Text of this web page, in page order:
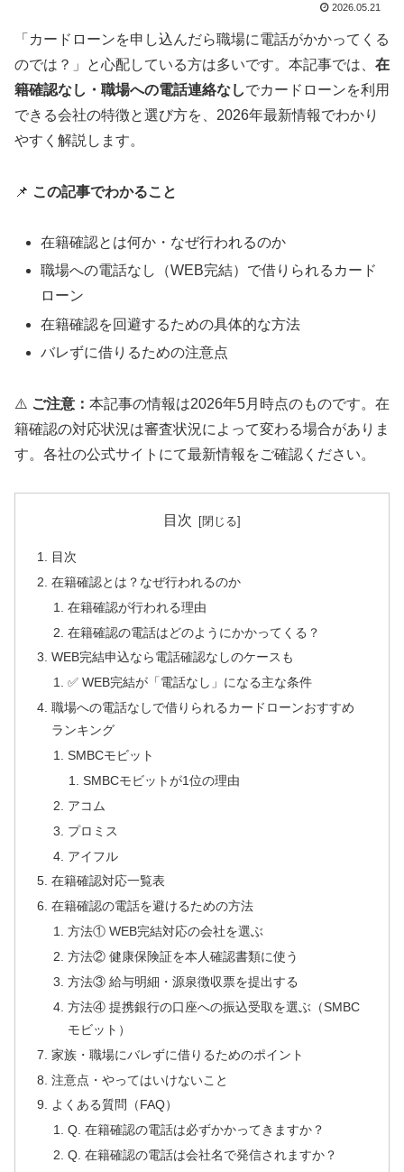
2026.05.21
「カードローンを申し込んだら職場に電話がかかってくる
のでは？」と心配している方は多いです。本記事では、 在
籍確認なし・職場への電話連絡なしでカードローンを利用
できる会社の特徴と選び方を、2026年最新情報でわかり
やすく解説します。
📌 この記事でわかること
在籍確認とは何か・なぜ行われるのか
職場への電話なし（WEB完結）で借りられるカード
ローン
在籍確認を回避するための具体的な方法
バレずに借りるための注意点
⚠️ ご注意： 本記事の情報は2026年5月時点のものです。在
籍確認の対応状況は審査状況によって変わる場合がありま
す。各社の公式サイトにて最新情報をご確認ください。
目次
目次
在籍確認とは？なぜ行われるのか
在籍確認が行われる理由
在籍確認の電話はどのようにかかってくる？
WEB完結申込なら電話確認なしのケースも
✅ WEB完結が「電話なし」になる主な条件
職場への電話なしで借りられるカードローンおすすめ
ランキング
SMBCモビット
SMBCモビットが1位の理由
アコム
プロミス
アイフル
在籍確認対応一覧表
在籍確認の電話を避けるための方法
方法① WEB完結対応の会社を選ぶ
方法② 健康保険証を本人確認書類に使う
方法③ 給与明細・源泉徴収票を提出する
方法④ 提携銀行の口座への振込受取を選ぶ（SMBC
モビット）
家族・職場にバレずに借りるためのポイント
注意点・やってはいけないこと
よくある質問（FAQ）
Q. 在籍確認の電話は必ずかかってきますか？
Q. 在籍確認の電話は会社名で発信されますか？